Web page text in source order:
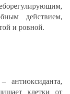
действием,
и ровной.
антиоксиданта,
клетки от